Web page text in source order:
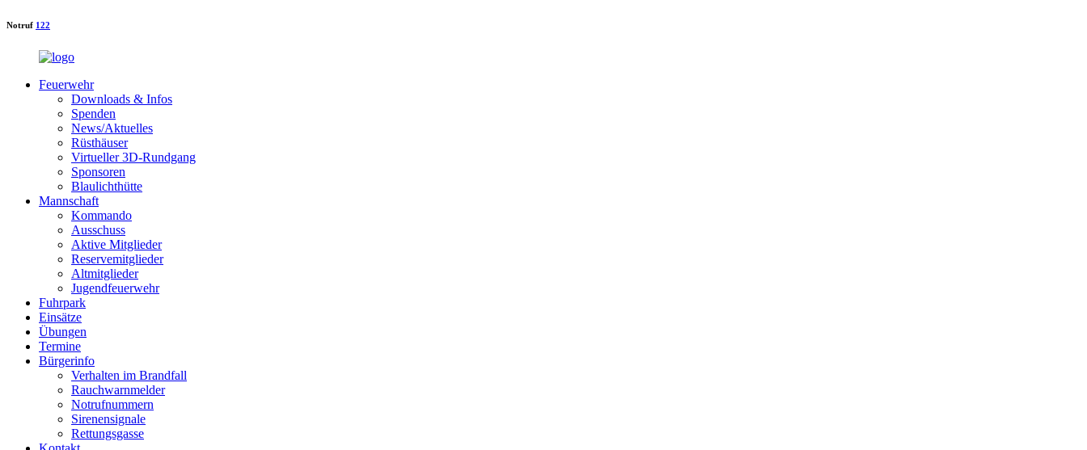
Notruf 122
Feuerwehr
Downloads & Infos
Spenden
News/Aktuelles
Rüsthäuser
Virtueller 3D-Rundgang
Sponsoren
Blaulichthütte
Mannschaft
Kommando
Ausschuss
Aktive Mitglieder
Reservemitglieder
Altmitglieder
Jugendfeuerwehr
Fuhrpark
Einsätze
Übungen
Termine
Bürgerinfo
Verhalten im Brandfall
Rauchwarnmelder
Notrufnummern
Sirenensignale
Rettungsgasse